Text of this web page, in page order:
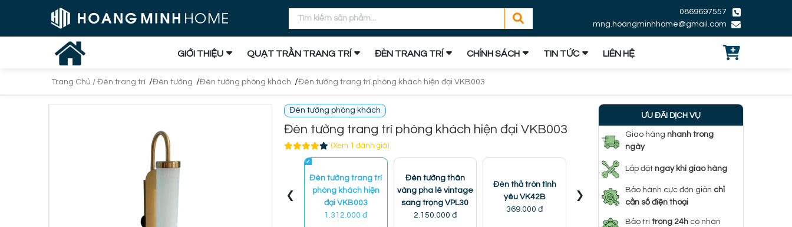
0869697557
mng.hoangminhhome@gmail.com
GIỚI THIỆU QUẠT TRẦN TRANG TRÍ ĐÈN TRANG TRÍ CHÍNH SÁCH TIN TỨC LIÊN HỆ
Trang Chủ / Đèn trang trí /Đèn tường /Đèn tường phòng khách /Đèn tường trang trí phòng khách hiện đại VKB003
Đèn tường phòng khách
Đèn tường trang trí phòng khách hiện đại VKB003
(Xem 1 đánh giá)
Đèn tường trang trí
phòng khách hiện
đại VKB003
1.312.000 đ
Đèn tường thân
vàng pha lê vintage
sang trọng VPL30
2.150.000 đ
Đèn thả tròn tình
yêu VK42B
369.000 đ
Đèn tường tròn tình
nhân VK42E
Đèn tường tròn hình
con voi VK42A
‹ ›
ƯU ĐÃI DỊCH VỤ
Giao hàng nhanh trong
ngày
Lắp đặt ngay khi giao hàng
Bảo hành cực đơn giản chỉ
cần số điện thoại
Bảo trì trong 24hcó nhân